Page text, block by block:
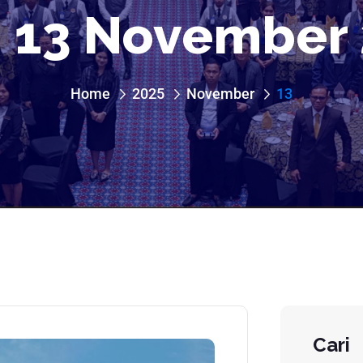
13 November
Home 2025 November 13
Cari